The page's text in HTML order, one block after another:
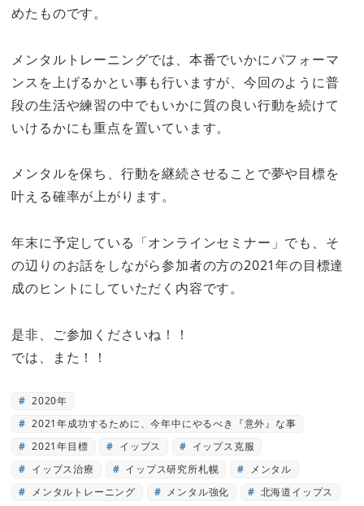
めたものです。
メンタルトレーニングでは、本番でいかにパフォーマ
ンスを上げるかとい事も行いますが、今回のように普
段の生活や練習の中でもいかに質の良い行動を続けて
いけるかにも重点を置いています。
メンタルを保ち、行動を継続させることで夢や目標を
叶える確率が上がります。
年末に予定している「オンラインセミナー」でも、そ
の辺りのお話をしながら参加者の方の2021年の目標達
成のヒントにしていただく内容です。
是非、ご参加くださいね！！
では、また！！
2020年
2021年成功するために、今年中にやるべき『意外』な事
2021年目標
イップス
イップス克服
イップス治療
イップス研究所札幌
メンタル
メンタルトレーニング
メンタル強化
北海道イップス